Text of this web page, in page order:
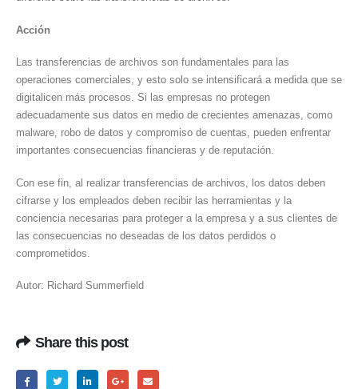
Acción
Las transferencias de archivos son fundamentales para las
operaciones comerciales, y esto solo se intensificará a medida que se
digitalicen más procesos. Si las empresas no protegen
adecuadamente sus datos en medio de crecientes amenazas, como
malware, robo de datos y compromiso de cuentas, pueden enfrentar
importantes consecuencias financieras y de reputación.
Con ese fin, al realizar transferencias de archivos, los datos deben
cifrarse y los empleados deben recibir las herramientas y la
conciencia necesarias para proteger a la empresa y a sus clientes de
las consecuencias no deseadas de los datos perdidos o
comprometidos.
Autor: Richard Summerfield
Share this post